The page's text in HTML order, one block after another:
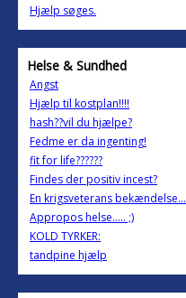
Hjælp søges.
Helse & Sundhed
Angst
Hjælp til kostplan!!!!
hash??vil du hjælpe?
Fedme er da ingenting!
fit for life??????
Findes der positiv incest?
En krigsveterans bekændelse...
Appropos helse..... ;)
KOLD TYRKER:
tandpine hjælp